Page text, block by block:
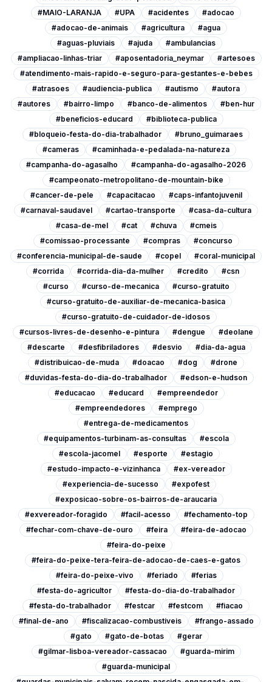
#MAIO-LARANJA
#UPA #acidentes
#adocao
#adocao-de-animais
#agricultura
#agua
#aguas-pluviais
#ajuda
#ambulancias
#ampliacao-linhas-triar
#aposentadoria_neymar
#artesoes
#atendimento-mais-rapido-e-seguro-para-gestantes-e-bebes
#atrasoes
#audiencia-publica #autismo
#autora
#autores
#bairro-limpo #banco-de-alimentos
#ben-hur
#beneficios-educard
#biblioteca-publica
#bloqueio-festa-do-dia-trabalhador
#bruno_guimaraes
#cameras
#caminhada-e-pedalada-na-natureza
#campanha-do-agasalho
#campanha-do-agasalho-2026
#campeonato-metropolitano-de-mountain-bike
#cancer-de-pele
#capacitacao
#caps-infantojuvenil
#carnaval-saudavel
#cartao-transporte
#casa-da-cultura
#casa-de-mel
#cat #chuva
#cmeis
#comissao-processante
#compras
#concurso
#conferencia-municipal-de-saude
#copel
#coral-municipal
#corrida
#corrida-dia-da-mulher #credito
#csn
#curso
#curso-de-mecanica
#curso-gratuito
#curso-gratuito-de-auxiliar-de-mecanica-basica
#curso-gratuito-de-cuidador-de-idosos
#cursos-livres-de-desenho-e-pintura
#dengue
#deolane
#descarte
#desfibriladores #desvio
#dia-da-agua
#distribuicao-de-muda
#doacao #dog
#drone
#duvidas-festa-do-dia-do-trabalhador
#edson-e-hudson
#educacao
#educard
#empreendedor
#empreendedores
#emprego
#entrega-de-medicamentos
#equipamentos-turbinam-as-consultas
#escola
#escola-jacomel
#esporte
#estagio
#estudo-impacto-e-vizinhanca
#ex-vereador
#experiencia-de-sucesso
#expofest
#exposicao-sobre-os-bairros-de-araucaria
#exvereador-foragido
#facil-acesso
#fechamento-top
#fechar-com-chave-de-ouro
#feira
#feira-de-adocao
#feira-do-peixe
#feira-do-peixe-tera-feira-de-adocao-de-caes-e-gatos
#feira-do-peixe-vivo
#feriado
#ferias
#festa-do-agricultor
#festa-do-dia-do-trabalhador
#festa-do-trabalhador
#festcar #festcom
#fiacao
#final-de-ano
#fiscalizacao-combustiveis
#frango-assado
#gato
#gato-de-botas
#gerar
#gilmar-lisboa-vereador-cassacao
#guarda-mirim
#guarda-municipal